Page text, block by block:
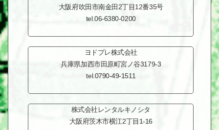
大阪府吹田市南金田2丁目 12番35号
tel.06-6380-0200
ヨドプレ株式会社
兵庫県加西市田原町宮ノ谷3179-3
tel.0790-49-1511
株式会社レンタルキノシタ
大阪府茨木市横江2丁目1-16